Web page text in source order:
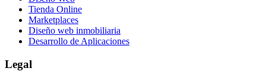
Tienda Online
Marketplaces
Diseño web inmobiliaria
Desarrollo de Aplicaciones
Legal